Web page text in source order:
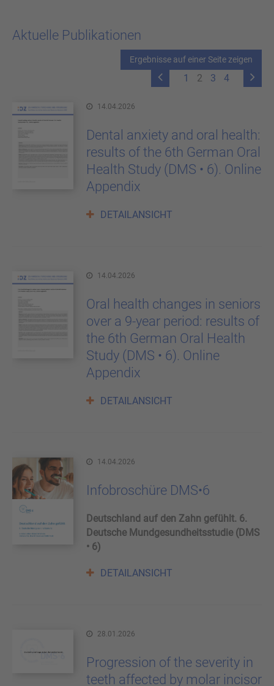
Aktuelle Publikationen
Ergebnisse auf einer Seite zeigen
1 2 3 4
14.04.2026
Dental anxiety and oral health:
results of the 6th German Oral
Health Study (DMS • 6). Online
Appendix
DETAILANSICHT
14.04.2026
Oral health changes in seniors
over a 9-year period: results of
the 6th German Oral Health
Study (DMS • 6). Online
Appendix
DETAILANSICHT
14.04.2026
Infobroschüre DMS•6
Deutschland auf den Zahn gefühlt. 6.
Deutsche Mundgesundheitsstudie (DMS
• 6)
DETAILANSICHT
28.01.2026
Progression of the severity in
teeth affected by molar incisor